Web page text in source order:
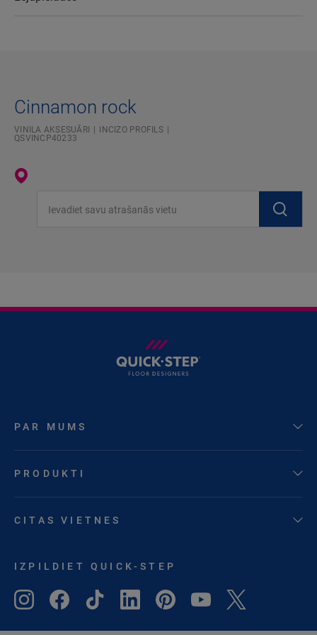
Cinnamon rock
VINILA AKSESUĀRI
INCIZO PROFILS
QSVINCP40233
PAR MUMS
PRODUKTI
CITAS VIETNES
IZPILDIET QUICK-STEP